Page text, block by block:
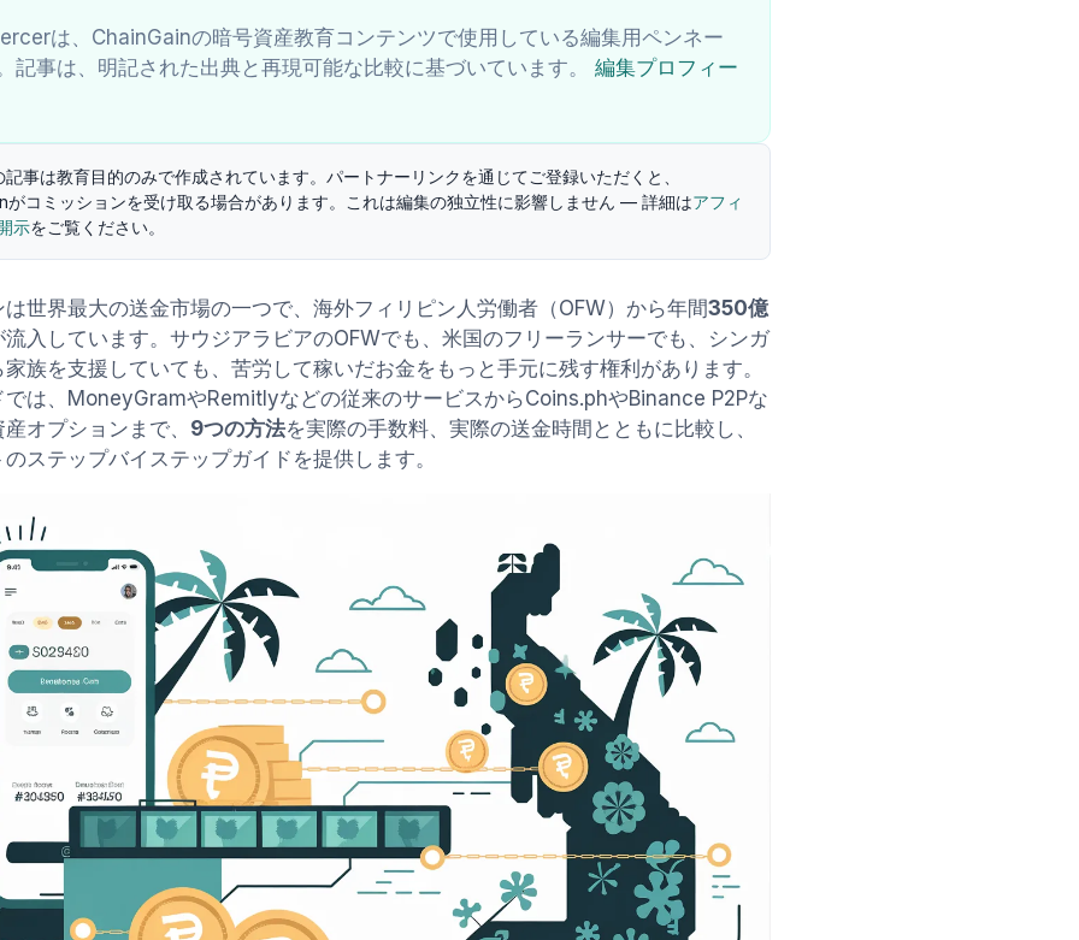
は、ChainGainの暗号資産教育コンテンツで使用している編集用ペンネー
記事は、明記された出典と再現可能な比較に基づいています。 編集プロフィー
事は教育目的のみで作成されています。パートナーリンクを通じてご登録いただくと、
がコミッションを受け取る場合があります。これは編集の独立性に影響しません — 詳細はアフィ
示をご覧ください。
世界最大の送金市場の一つで、海外フィリピン人労働者（OFW）から年間350億
流入しています。サウジアラビアのOFWでも、米国のフリーランサーでも、シンガ
族を支援していても、苦労して稼いだお金をもっと手元に残す権利があります。
では、MoneyGramやRemitlyなどの従来のサービスからCoins.phやBinance P2Pな
オプションまで、 9つの方法を実際の手数料、実際の送金時間とともに比較し、
ステップバイステップガイドを提供します。